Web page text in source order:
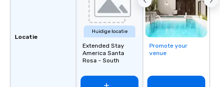
Locatie
Huidige locatie
Extended Stay
America Santa
Rosa - South
Promote your
venue